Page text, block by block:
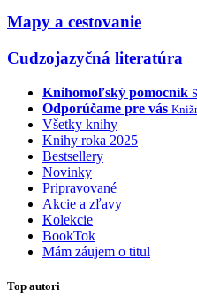
Mapy a cestovanie
Cudzojazyčná literatúra
Knihomoľský pomocník
Odporúčame pre vás
Všetky knihy
Knihy roka 2025
Bestsellery
Novinky
Pripravované
Akcie a zľavy
Kolekcie
BookTok
Mám záujem o titul
Top autori